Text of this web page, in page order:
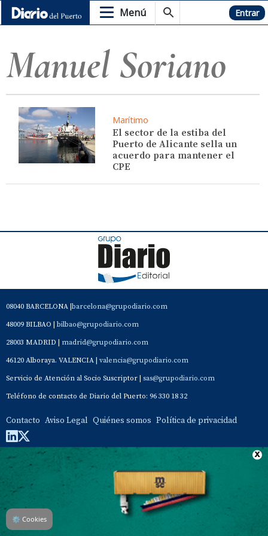
Menú Hemeroteca Entrar
Manuel Soriano
Marítimo
El sector de la estiba del
Puerto de Alicante sella un
acuerdo para mantener el
CPE
08040 BARCELONA | barcelona@grupodiario.com
48009 BILBAO | bilbao@grupodiario.com
28003 MADRID | madrid@grupodiario.com
46120 Alboraya. VALENCIA | valencia@grupodiario.com
Servicio de Atención al Socio Suscriptor | sas@grupodiario.com
Teléfono de contacto de Diario del Puerto: 96 330 18 32
Contacto Aviso Legal Quiénes somos Política de privacidad
⚙ Cookies